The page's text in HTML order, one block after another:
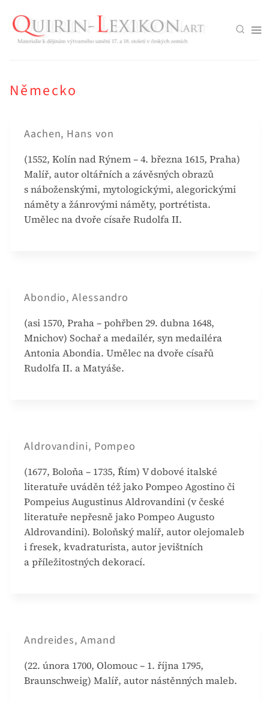
obsah
Německo
Aachen, Hans von
(1552, Kolín nad Rýnem – 4. března 1615, Praha)
Malíř, autor oltářních a závěsných obrazů
s náboženskými, mytologickými, alegorickými
náměty a žánrovými náměty, portrétista.
Umělec na dvoře císaře Rudolfa II.
Abondio, Alessandro
(asi 1570, Praha – pohřben 29. dubna 1648,
Mnichov) Sochař a medailér, syn medailéra
Antonia Abondia. Umělec na dvoře císařů
Rudolfa II. a Matyáše.
Aldrovandini, Pompeo
(1677, Boloňa – 1735, Řím) V dobové italské
literatuře uváděn též jako Pompeo Agostino či
Pompeius Augustinus Aldrovandini (v české
literatuře nepřesně jako Pompeo Augusto
Aldrovandini). Boloňský malíř, autor olejomaleb
i fresek, kvadraturista, autor jevištních
a příležitostných dekorací.
Andreides, Amand
(22. února 1700, Olomouc – 1. října 1795,
Braunschweig) Malíř, autor nástěnných maleb.